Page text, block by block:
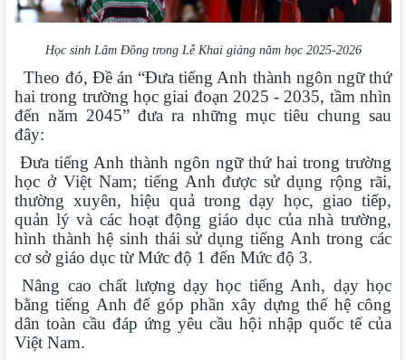
Học sinh Lâm Đồng trong Lễ Khai giảng năm học 2025-2026
Theo đó, Đề án “Đưa tiếng Anh thành ngôn ngữ thứ
hai trong trường học giai đoạn 2025 - 2035, tầm nhìn
đến năm 2045” đưa ra những mục tiêu chung sau
đây:
Đưa tiếng Anh thành ngôn ngữ thứ hai trong trường
học ở Việt Nam; tiếng Anh được sử dụng rộng rãi,
thường xuyên, hiệu quả trong dạy học, giao tiếp,
quản lý và các hoạt động giáo dục của nhà trường,
hình thành hệ sinh thái sử dụng tiếng Anh trong các
cơ sở giáo dục từ Mức độ 1 đến Mức độ 3.
Nâng cao chất lượng dạy học tiếng Anh, dạy học
bằng tiếng Anh để góp phần xây dựng thế hệ công
dân toàn cầu đáp ứng yêu cầu hội nhập quốc tế của
Việt Nam.